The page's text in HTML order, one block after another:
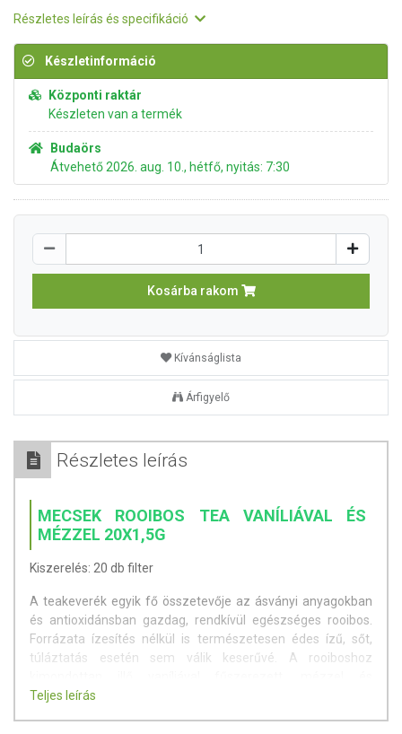
Részletes leírás és specifikáció
Készletinformáció
Központi raktár
Készleten van a termék
Budaörs
Átvehető 2026. aug. 10., hétfő, nyitás: 7:30
Kosárba rakom
Kívánságlista
Árfigyelő
Részletes leírás
MECSEK ROOIBOS TEA VANÍLIÁVAL ÉS
MÉZZEL 20X1,5G
Kiszerelés: 20 db filter
A teakeverék egyik fő összetevője az ásványi anyagokban
és antioxidánsban gazdag, rendkívül egészséges rooibos.
Forrázata ízesítés nélkül is természetesen édes ízű, sőt,
túláztatás esetén sem válik keserűvé. A rooiboshoz
gyógynövényekkel gazdagított tea.
Teljes leírás